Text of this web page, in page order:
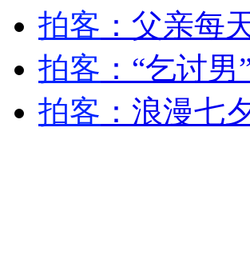
外交部：有关国家言论片面不公正
安徽一实载49人客车翻车
拍客 ：父亲每
拍客 ：“乞讨
拍客 ：浪漫七